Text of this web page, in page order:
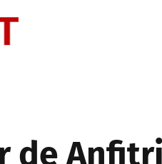
de